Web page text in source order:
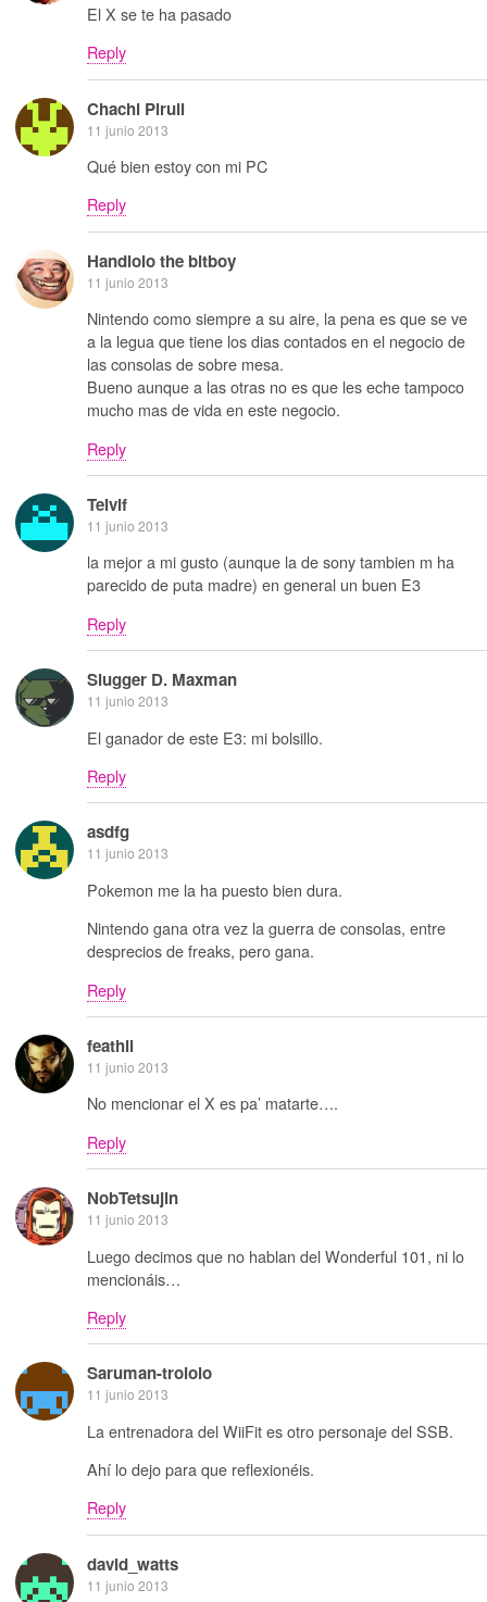
El X se te ha pasado
Reply
Chachi Piruli
11 junio 2013
Qué bien estoy con mi PC
Reply
Handlolo the bitboy
11 junio 2013
Nintendo como siempre a su aire, la pena es que se ve
a la legua que tiene los dias contados en el negocio de
las consolas de sobre mesa.
Bueno aunque a las otras no es que les eche tampoco
mucho mas de vida en este negocio.
Reply
Telvif
11 junio 2013
la mejor a mi gusto (aunque la de sony tambien m ha
parecido de puta madre) en general un buen E3
Reply
Slugger D. Maxman
11 junio 2013
El ganador de este E3: mi bolsillo.
Reply
asdfg
11 junio 2013
Pokemon me la ha puesto bien dura.
Nintendo gana otra vez la guerra de consolas, entre
desprecios de freaks, pero gana.
Reply
feathil
11 junio 2013
No mencionar el X es pa’ matarte….
Reply
NobTetsujin
11 junio 2013
Luego decimos que no hablan del Wonderful 101, ni lo
mencionáis…
Reply
Saruman-trololo
11 junio 2013
La entrenadora del WiiFit es otro personaje del SSB.
Ahí lo dejo para que reflexionéis.
Reply
david_watts
11 junio 2013